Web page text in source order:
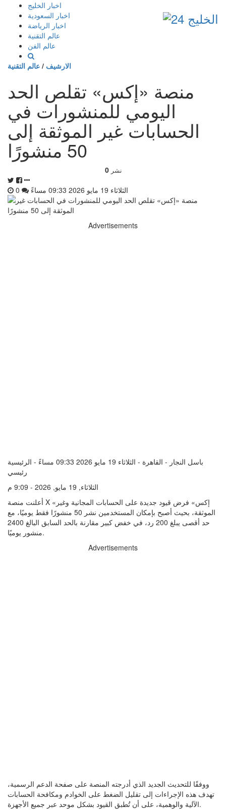
إذهب
المحتوى
اخبار الخليج
اخبار السعودية
اخبار الرياضة
عالم التقنية
عالم الفن
الارشيف / عالم التقنية
منصة «إكس» تقلص الحد
اليومي للمنشورات في
الحسابات غير الموثقة إلى
50 منشورًا
0 نشر
الثلاثاء 19 مايو 2026 09:33 مساءً
Advertisements
باسل النجار - القاهرة - الثلاثاء 19 مايو 2026 09:33 مساءً - الرئيسية
رئيسي
الثلاثاء, 19 مايو, 2026 - 9:09 م
أعلنت منصة X «إكس» فرض قيود جديدة على الحسابات المجانية وغير
الموثقة، بحيث أصبح بإمكان المستخدمين نشر 50 منشورًا فقط يوميًا، مع
حد أقصى يبلغ 200 رد، في خفض كبير مقارنة بالحد السابق البالغ 2400
منشور يوميًا.
Advertisements
ووفقًا للتحديث الجديد الذي أدرجته المنصة على صفحة الدعم الرسمية،
تهدف هذه الإجراءات إلى تقليل الضغط على الخوادم ومكافحة الحسابات
الآلية والوهمية، على أن تُطبق القيود بشكل موحد عبر جميع الأجهزة.